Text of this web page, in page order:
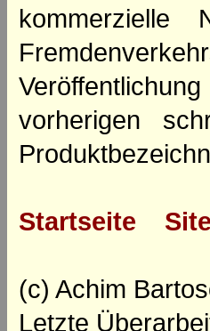
kommerzielle
vorherigen
Startseite
(c) Achim
Letzte